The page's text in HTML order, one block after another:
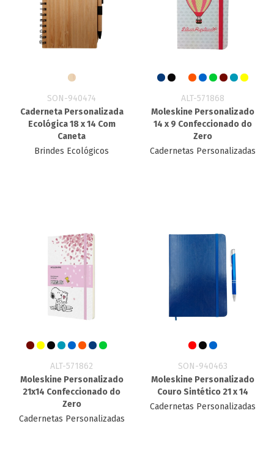
SON-940474
Caderneta Personalizada
Ecológica 18 x 14 Com
Caneta
Brindes Ecológicos
ALT-571868
Moleskine Personalizado
14 x 9 Confeccionado do
Zero
Cadernetas Personalizadas
ALT-571862
Moleskine Personalizado
21x14 Confeccionado do
Zero
Cadernetas Personalizadas
SON-940463
Moleskine Personalizado
Couro Sintético 21 x 14
Cadernetas Personalizadas